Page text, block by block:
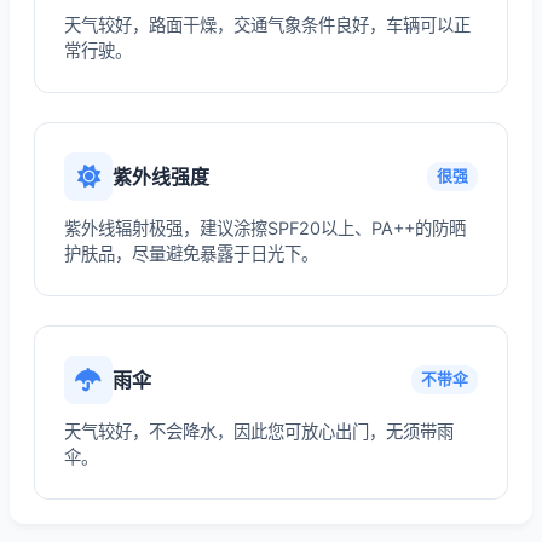
天气较好，路面干燥，交通气象条件良好，车辆可以正
常行驶。
紫外线强度 很强
紫外线辐射极强，建议涂擦SPF20以上、PA++的防晒
护肤品，尽量避免暴露于日光下。
雨伞 不带伞
天气较好，不会降水，因此您可放心出门，无须带雨
伞。